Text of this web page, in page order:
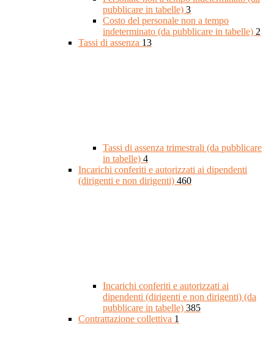
pubblicare in tabelle) 3
Costo del personale non a tempo
indeterminato (da pubblicare in tabelle) 2
Tassi di assenza 13
Tassi di assenza trimestrali (da pubblicare
in tabelle) 4
Incarichi conferiti e autorizzati ai dipendenti
(dirigenti e non dirigenti) 460
Incarichi conferiti e autorizzati ai
dipendenti (dirigenti e non dirigenti) (da
pubblicare in tabelle) 385
Contrattazione collettiva 1